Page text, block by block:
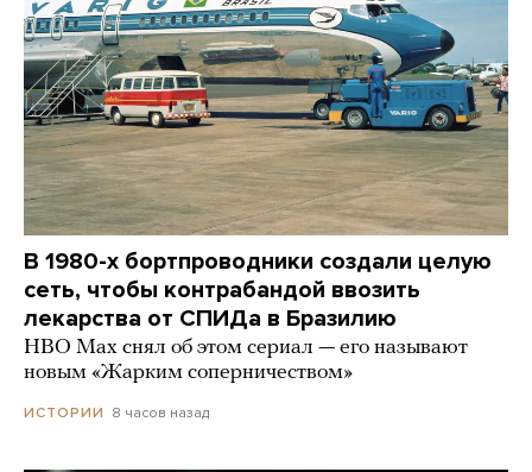
В 1980-х бортпроводники создали целую
сеть, чтобы контрабандой ввозить
лекарства от СПИДа в Бразилию
HBO Max снял об этом сериал — его называют
новым «Жарким соперничеством»
ИСТОРИИ 8 часов назад